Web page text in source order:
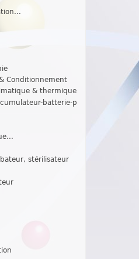
Conditionnement
& thermique
batterie-p
stérilisateur